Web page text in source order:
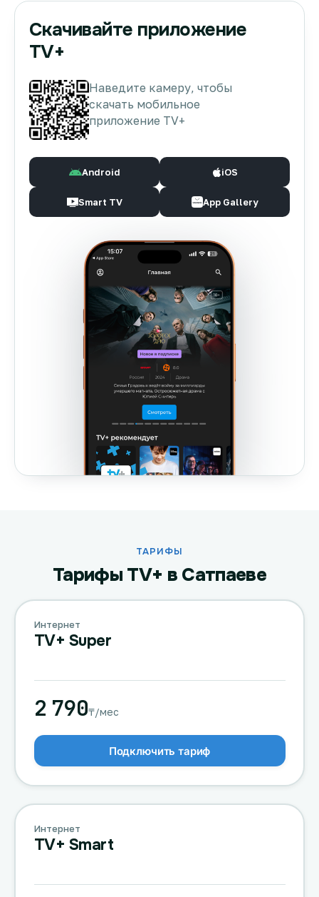
Скачивайте приложение
TV+
Наведите камеру, чтобы
скачать мобильное
приложение TV+
Android iOS
Smart TV App Gallery
ТАРИФЫ
Тарифы TV+ в Сатпаеве
Интернет
TV+ Super
2 790₸/мес
Подключить тариф
Интернет
TV+ Smart